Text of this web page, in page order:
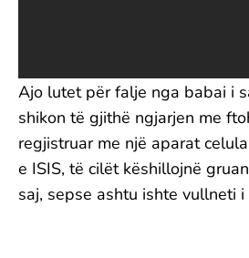
Ajo lutet për falje nga babai i
shikon të gjithë ngjarjen me
regjistruar me një aparat
e ISIS, të cilët këshillojnë
saj, sepse ashtu ishte vullneti i